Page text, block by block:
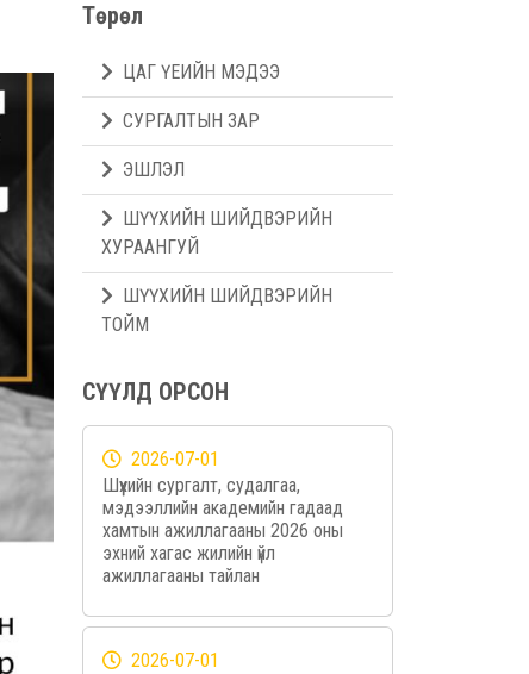
Төрөл
ЦАГ ҮЕИЙН МЭДЭЭ
СУРГАЛТЫН ЗАР
ЭШЛЭЛ
ШҮҮХИЙН ШИЙДВЭРИЙН
ХУРААНГУЙ
ШҮҮХИЙН ШИЙДВЭРИЙН
ТОЙМ
СҮҮЛД ОРСОН
2026-07-01
Шүүхийн сургалт, судалгаа,
мэдээллийн академийн гадаад
хамтын ажиллагааны 2026 оны
эхний хагас жилийн үйл
ажиллагааны тайлан
2026-07-01